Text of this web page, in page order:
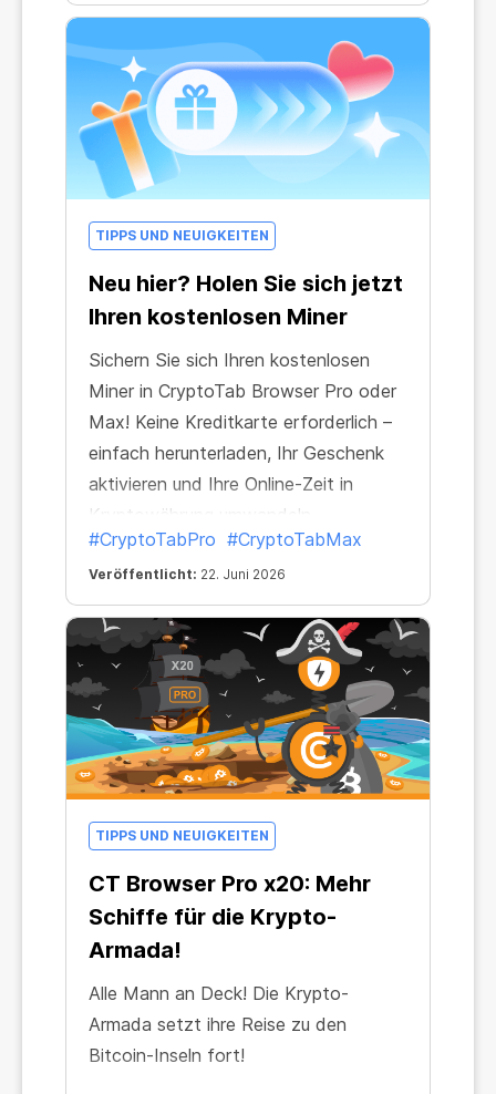
TIPPS UND NEUIGKEITEN
Neu hier? Holen Sie sich jetzt
Ihren kostenlosen Miner
Sichern Sie sich Ihren kostenlosen
Miner in CryptoTab Browser Pro oder
Max! Keine Kreditkarte erforderlich –
einfach herunterladen, Ihr Geschenk
aktivieren und Ihre Online-Zeit in
Kryptowährung umwandeln.
#CryptoTabPro #CryptoTabMax
Veröffentlicht: 22. Juni 2026
TIPPS UND NEUIGKEITEN
CT Browser Pro x20: Mehr
Schiffe für die Krypto-
Armada!
Alle Mann an Deck! Die Krypto-
Armada setzt ihre Reise zu den
Bitcoin-Inseln fort!